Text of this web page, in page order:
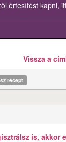
értesítést kapni,
Vissza a
recept
is, akkor